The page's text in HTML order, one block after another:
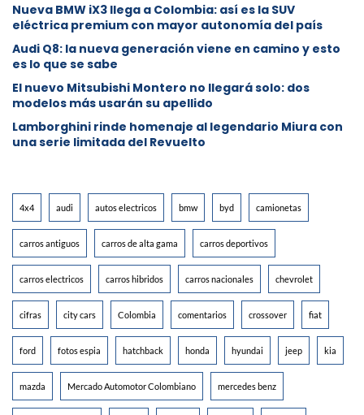
Nueva BMW iX3 llega a Colombia: así es la SUV
eléctrica premium con mayor autonomía del país
Audi Q8: la nueva generación viene en camino y esto
es lo que se sabe
⁠El nuevo Mitsubishi Montero no llegará solo: dos
modelos más usarán su apellido
Lamborghini rinde homenaje al legendario Miura con
una serie limitada del Revuelto
4x4 audi autos electricos bmw byd camionetas
carros antiguos carros de alta gama carros deportivos
carros electricos carros hibridos carros nacionales chevrolet
cifras city cars Colombia comentarios crossover fiat
ford fotos espia hatchback honda hyundai jeep kia
mazda Mercado Automotor Colombiano mercedes benz